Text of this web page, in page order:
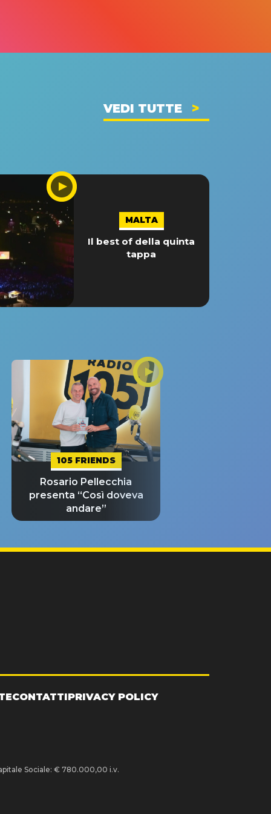
VEDI TUTTE
MALTA
Il best of della quinta
tappa
105 FRIENDS
Rosario Pellecchia
presenta “Così doveva
andare”
CONTATTIPRIVACY POLICY
Sociale: € 780.000,00 i.v.